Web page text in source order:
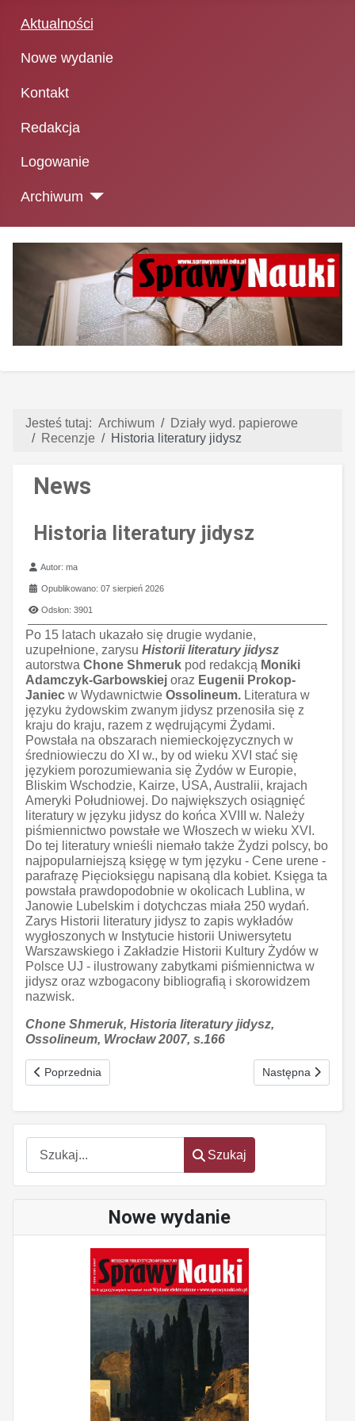
Aktualności
Nowe wydanie
Kontakt
Redakcja
Logowanie
Archiwum
Szukaj
Szukaj
Nowe wydanie
Jesteś tutaj: Archiwum
Działy wyd. papierowe
Recenzje
Historia literatury jidysz
News
Historia literatury jidysz
Szczegóły
Autor:ma
Opublikowano: 07 sierpień 2026
Odsłon: 3901
Po 15 latach ukazało się drugie wydanie,
uzupełnione, zarysu Historii literatury jidysz
autorstwa Chone Shmeruk pod redakcją Moniki
Adamczyk-Garbowskiej oraz Eugenii Prokop-
Janiec w Wydawnictwie Ossolineum. Literatura w
języku żydowskim zwanym jidysz przenosiła się z
kraju do kraju, razem z wędrującymi Żydami.
Powstała na obszarach niemieckojęzycznych w
średniowieczu do XI w., by od wieku XVI stać się
językiem porozumiewania się Żydów w Europie,
Bliskim Wschodzie, Kairze, USA, Australii, krajach
Ameryki Południowej. Do największych osiągnięć
literatury w języku jidysz do końca XVIII w. Należy
piśmiennictwo powstałe we Włoszech w wieku XVI.
Do tej literatury wnieśli niemało także Żydzi polscy, bo
najpopularniejszą księgę w tym języku - Cene urene -
parafrazę Pięcioksięgu napisaną dla kobiet. Księga ta
powstała prawdopodobnie w okolicach Lublina, w
Janowie Lubelskim i dotychczas miała 250 wydań.
Zarys Historii literatury jidysz to zapis wykładów
wygłoszonych w Instytucie historii Uniwersytetu
Warszawskiego i Zakładzie Historii Kultury Żydów w
Polsce UJ - ilustrowany zabytkami piśmiennictwa w
jidysz oraz wzbogacony bibliografią i skorowidzem
nazwisk.
Chone Shmeruk, Historia literatury jidysz,
Ossolineum, Wrocław 2007, s.166
Poprzednia strona: Geochemia środowiska
Poprzednia Następna strona:
Następna